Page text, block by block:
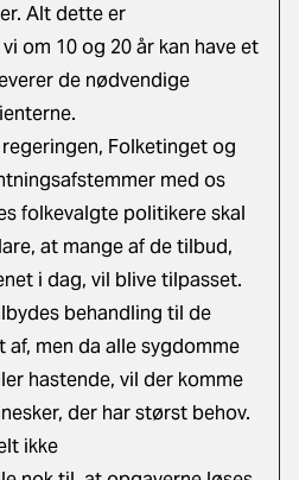
Alt dette er
om 10 og 20 år kan have et
de nødvendige
Folketinget og
med os
folkevalgte politikere skal
at mange af de tilbud,
i dag, vil blive tilpasset.
behandling til de
af, men da alle sygdomme
hastende, vil der komme
der har størst behov.
ikke